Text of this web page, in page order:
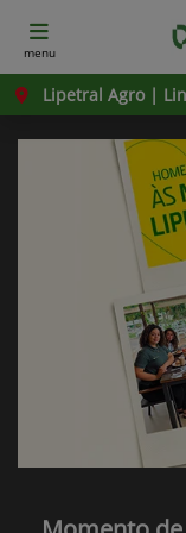
menu
Lipetral Agro |